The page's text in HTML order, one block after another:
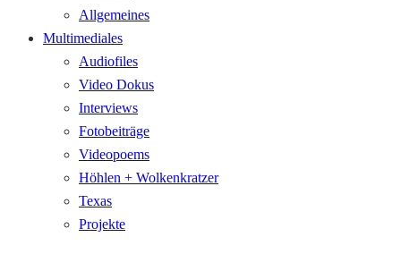
Allgemeines
Multimediales
Audiofiles
Video Dokus
Interviews
Fotobeiträge
Videopoems
Höhlen + Wolkenkratzer
Texas
Projekte